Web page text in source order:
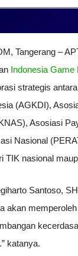
Tangerang –
Indonesia Game
strategis
(AGKDI),
Asosiasi
Nasional
TIK nasional
Santoso,
akan
katanya.